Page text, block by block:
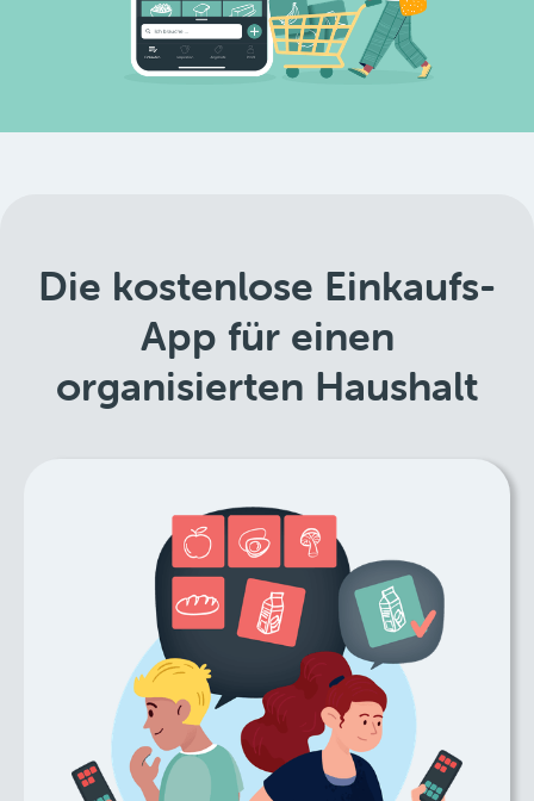
Die kostenlose Einkaufs-
App für einen
organisierten Haushalt